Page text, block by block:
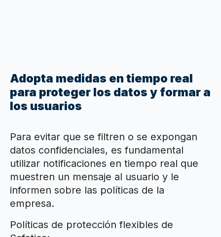
Adopta medidas en tiempo real
para proteger los datos y formar a
los usuarios
Para evitar que se filtren o se expongan
datos confidenciales, es fundamental
utilizar notificaciones en tiempo real que
muestren un mensaje al usuario y le
informen sobre las políticas de la
empresa.
Políticas de protección flexibles de